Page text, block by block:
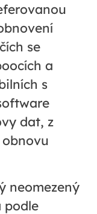
se
a
s
dat, z
neomezený
podle